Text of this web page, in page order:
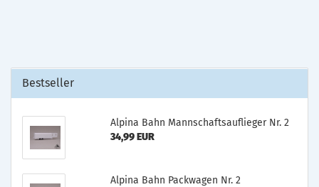
Bestseller
Alpina Bahn Mannschaftsauflieger Nr. 2
34,99 EUR
Alpina Bahn Packwagen Nr. 2